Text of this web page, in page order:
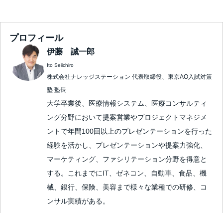
プロフィール
伊藤 誠一郎
Ito Seiichiro
株式会社ナレッジステーション 代表取締役、東京AO入試対策
塾 塾長
大学卒業後、医療情報システム、医療コンサルティ
ング分野において提案営業やプロジェクトマネジメ
ントで年間100回以上のプレゼンテーションを行った
経験を活かし、プレゼンテーションや提案力強化、
マーケティング、ファシリテーション分野を得意と
する。これまでにIT、ゼネコン、自動車、食品、機
械、銀行、保険、美容まで様々な業種での研修、コ
ンサル実績がある。